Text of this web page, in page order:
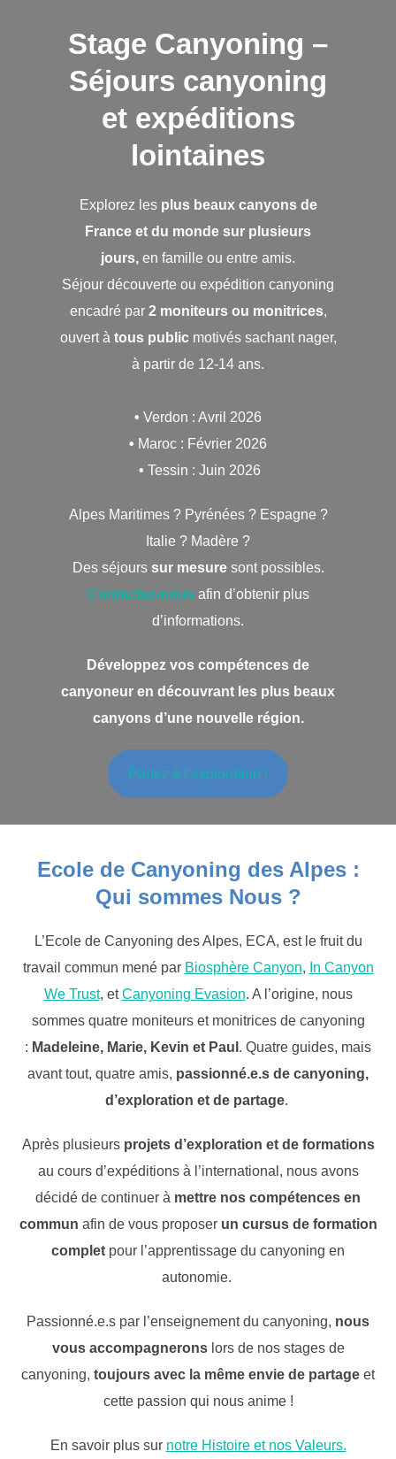
Stage Canyoning –
Séjours canyoning
et expéditions
lointaines
Explorez les plus beaux canyons de
France et du monde sur plusieurs
jours, en famille ou entre amis.
Séjour découverte ou expédition canyoning
encadré par2 moniteurs ou monitrices,
ouvert à tous public motivés sachant nager,
à partir de 12-14 ans.
• Verdon : Avril 2026
• Maroc : Février 2026
• Tessin : Juin 2026
Alpes Maritimes ? Pyrénées ? Espagne ?
Italie ? Madère ?
Des séjourssur mesure sont possibles.
Contactez-nousafin d’obtenir plus
d’informations.
Développez vos compétences de
canyoneur en découvrant les plus beaux
canyons d’une nouvelle région.
Partez à l’exploration !
Ecole de Canyoning des Alpes :
Qui sommes Nous ?
L’Ecole de Canyoning des Alpes, ECA, est le fruit du
travail commun mené par Biosphère Canyon, In Canyon
We Trust, etCanyoning Evasion. A l’origine, nous
sommes quatre moniteurs et monitrices de canyoning
: Madeleine, Marie, Kevin et Paul . Quatre guides, mais
avant tout, quatre amis, passionné.e.s de canyoning,
d’exploration et de partage.
Après plusieurs projets d’exploration et de formations
au cours d’expéditions à l’international, nous avons
décidé de continuer à mettre nos compétences en
commun afin de vous proposer un cursus de formation
complet pour l’apprentissage du canyoning en
autonomie.
Passionné.e.s par l’enseignement du canyoning, nous
vous accompagnerons lors de nos stages de
canyoning, toujours avec la même envie de partage et
cette passion qui nous anime !
En savoir plus sur notre Histoire et nos Valeurs.